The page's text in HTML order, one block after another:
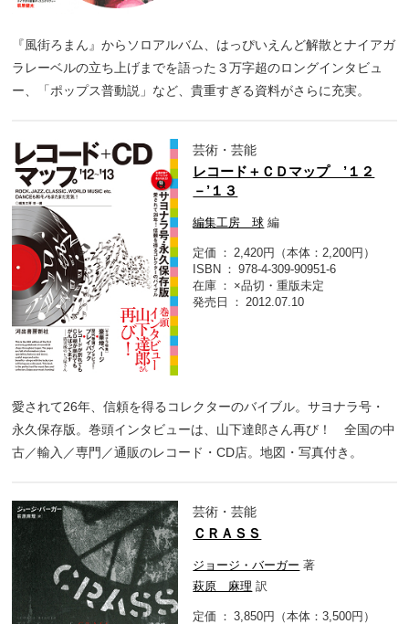
『風街ろまん』からソロアルバム、はっぴいえんど解散とナイアガ
ラレーベルの立ち上げまでを語った３万字超のロングインタビュ
ー、「ポップス普動説」など、貴重すぎる資料がさらに充実。
芸術・芸能
レコード＋ＣＤマップ ’１２
－’１３
編集工房 球 編
定価
2,420円（本体：2,200円）
ISBN
978-4-309-90951-6
在庫
×品切・重版未定
発売日
2012.07.10
愛されて26年、信頼を得るコレクターのバイブル。サヨナラ号・
永久保存版。巻頭インタビューは、山下達郎さん再び！ 全国の中
古／輸入／専門／通販のレコード・CD店。地図・写真付き。
芸術・芸能
ＣＲＡＳＳ
ジョージ・バーガー 著
萩原 麻理 訳
定価
3,850円（本体：3,500円）